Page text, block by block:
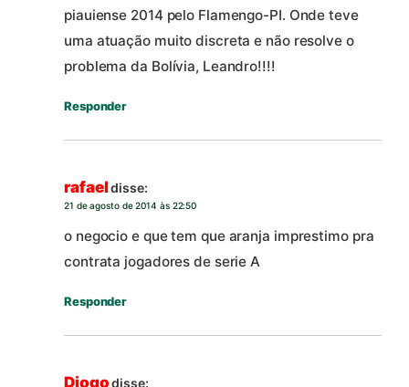
piauiense 2014 pelo Flamengo-PI. Onde teve
uma atuação muito discreta e não resolve o
problema da Bolívia, Leandro!!!!
Responder
rafaeldisse:
21 de agosto de 2014 às 22:50
o negocio e que tem que aranja imprestimo pra
contrata jogadores de serie A
Responder
Diogo disse: